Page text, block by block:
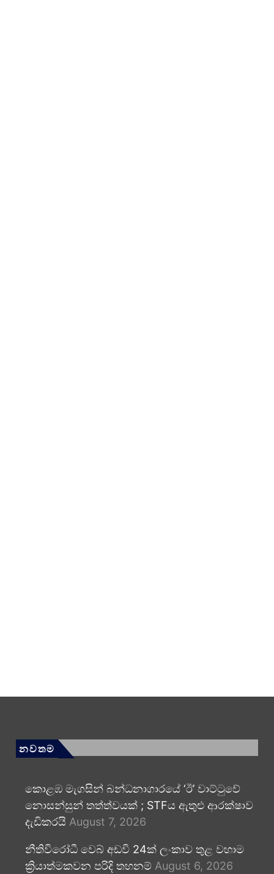
නවතම
කොළඹ මැගසින් බන්ධනාගාරයේ ‘ඊ’ වාට්ටුවේ
නොසන්සුන් තත්ත්වයක් ; STFය ඇතුළු ආරක්ෂාව
දැඩිකරයි August 7, 2026
නීතිවිරෝධී වෙබ් අඩවි 24ක් ලංකාව තුළ වහාම
ක්‍රියාත්මකවන පරිදි තහනම් August 6, 2026